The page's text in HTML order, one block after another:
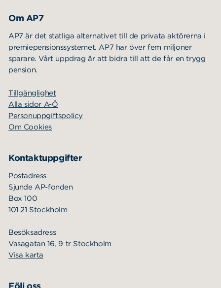
Om AP7
AP7 är det statliga alternativet till de privata aktörerna i
premiepensionssystemet. AP7 har över fem miljoner
sparare. Vårt uppdrag är att bidra till att de får en trygg
pension.
Tillgänglighet
Alla sidor A-Ö
Personuppgiftspolicy
Om Cookies
Kontaktuppgifter
Postadress
Sjunde AP-fonden
Box 100
101 21 Stockholm
Besöksadress
Vasagatan 16, 9 tr Stockholm
Visa karta
Följ oss